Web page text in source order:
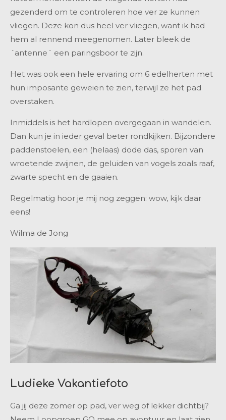
gezenderd om te controleren hoe ver ze kunnen
vliegen. Deze kon dus heel ver vliegen, want ik had
hem al rennend meegenomen. Later bleek de
´antenne´ een paringsboor te zijn.
Het was ook een hele ervaring om 6 edelherten met
hun imposante geweien te zien, terwijl ze het pad
overstaken.
Inmiddels is het hardlopen overgegaan in wandelen.
Dan kun je in ieder geval beter rondkijken. Bijzondere
paddenstoelen, een (helaas) dode das, sporen van
wroetende zwijnen, de geluiden van vogels zoals raaf,
zwarte specht en de gaaien.
Regelmatig hoor je mij nog zeggen: wow, kijk daar
eens!
Wilma de Jong
Ludieke Vakantiefoto
Ga jij deze zomer op pad, ver weg of lekker dichtbij?